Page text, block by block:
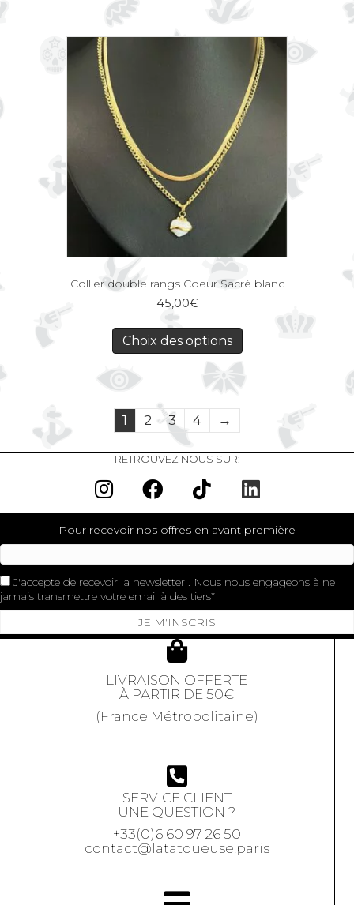
Collier double rangs Coeur Sacré blanc
45,00€
Choix des options
1 2 3 4 →
RETROUVEZ NOUS SUR:
Pour recevoir nos offres en avant première
J'accepte de recevoir la newsletter . Nous nous engageons à ne
jamais transmettre votre email à des tiers
JE M'INSCRIS
LIVRAISON OFFERTE
À PARTIR DE 50€
(France Métropolitaine)
SERVICE CLIENT
UNE QUESTION ?
+33(0)6 60 97 26 50
contact@latatoueuse.paris